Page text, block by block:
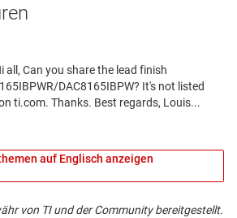
auf Englisch anzeigen
von TI und der Community bereitgestellt.